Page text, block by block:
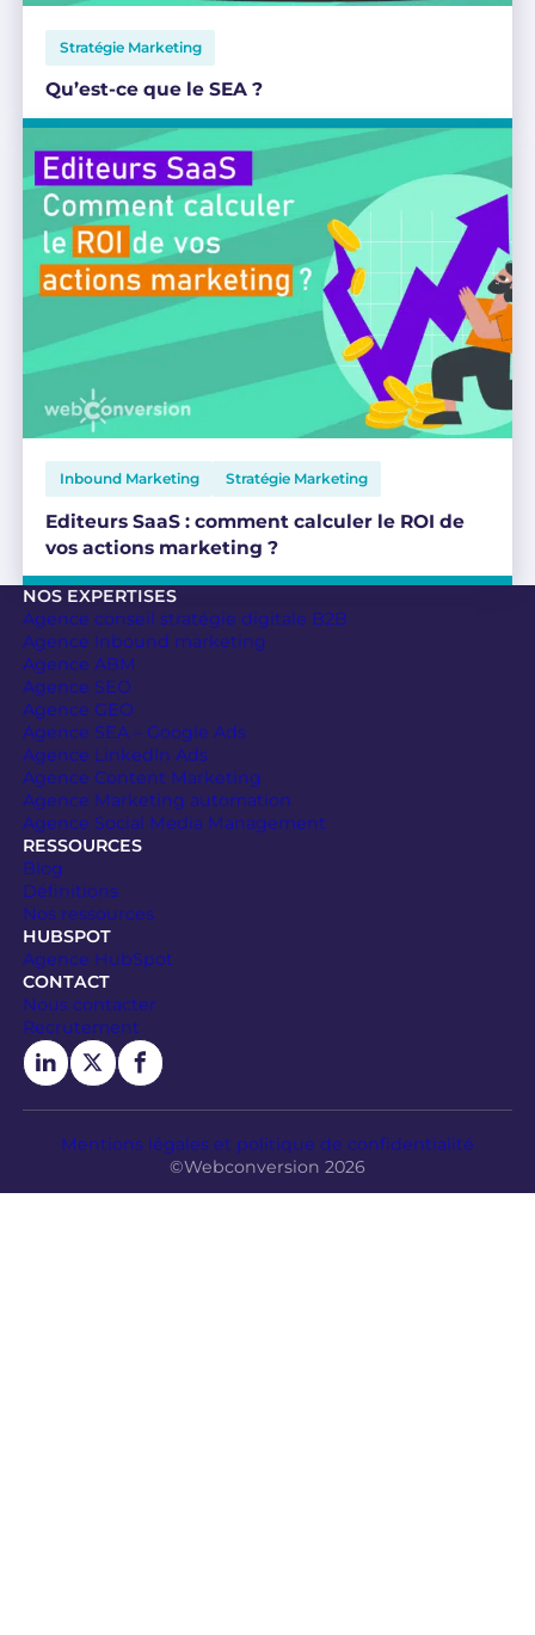
Stratégie Marketing
Qu’est-ce que le SEA ?
Inbound Marketing Stratégie Marketing
Editeurs SaaS : comment calculer le ROI de
vos actions marketing ?
NOS EXPERTISES
Agence conseil stratégie digitale B2B
Agence Inbound marketing
Agence ABM
Agence SEO
Agence GEO
Agence SEA – Google Ads
Agence LinkedIn Ads
Agence Content Marketing
Agence Marketing automation
Agence Social Media Management
RESSOURCES
Blog
Définitions
Nos ressources
HUBSPOT
Agence HubSpot
CONTACT
Nous contacter
Recrutement
Mentions légales et politique de confidentialité
©Webconversion 2026